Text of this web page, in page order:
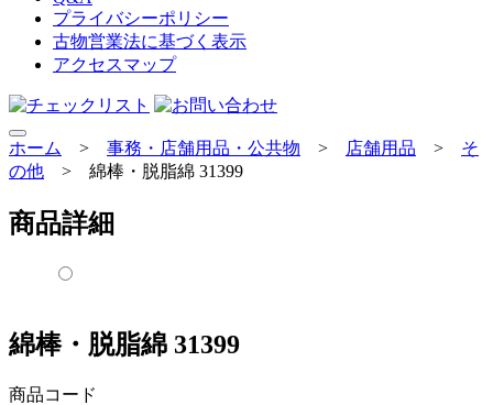
プライバシーポリシー
古物営業法に基づく表示
アクセスマップ
ホーム > 事務・店舗用品・公共物 > 店舗用品 >
そ
の他
> 綿棒・脱脂綿 31399
商品詳細
綿棒・脱脂綿 31399
商品コード